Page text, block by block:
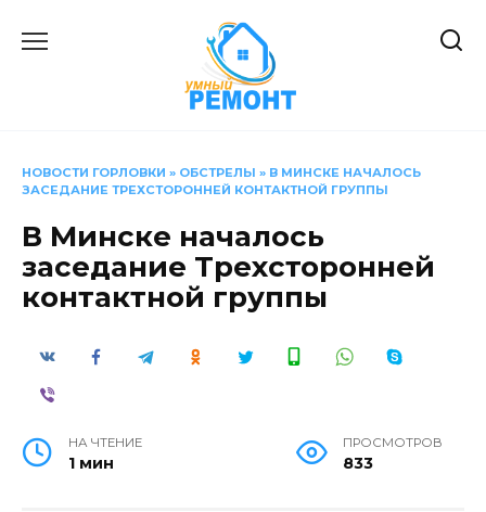
НОВОСТИ ГОРЛОВКИ » ОБСТРЕЛЫ » В МИНСКЕ НАЧАЛОСЬ
ЗАСЕДАНИЕ ТРЕХСТОРОННЕЙ КОНТАКТНОЙ ГРУППЫ
В Минске началось
заседание Трехсторонней
контактной группы
НА ЧТЕНИЕ
1 мин
ПРОСМОТРОВ
833